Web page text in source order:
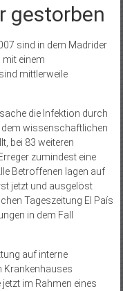
gestorben
sind in dem Madrider
mit einem
mittlerweile
die Infektion durch
dem wissenschaftlichen
bei 83 weiteren
zumindest eine
Betroffenen lagen auf
jetzt und ausgelöst
Tageszeitung El País
in dem Fall
auf interne
Krankenhauses
im Rahmen eines